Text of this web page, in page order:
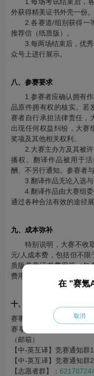
外获得精美证书外壳一份。
2.各赛道/组别获得一
推荐信（纸质版）。
3.每两场结束后，优
众号上进行展示。
八、参赛要求
1.参赛者应确认拥有
品原件拥有权的核实。若
赛者自行承担法律责任，
出现任何权益纠纷，大赛
奖项及其他相关权利。
2.大赛主办方及其被
播权。翻译作品被用于
酬、不另行通知。参赛者
3.翻译作品无论入选
4.翻译作品由大赛组
通过各种合法有效的途径展
九、成本弥补
特别说明，大赛不收
元/人成本费，包括但不
质版盖章证书费用等（包
费用的支出）。
十、联系方式
赛事咨询：13022927199
赛事问题反馈：
（邮箱）
【中-英互译】竞赛通知群1
【中-英互译】竞赛通知群2
【志愿者群】：
在 "赛氪
取消